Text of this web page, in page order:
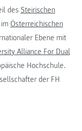
des Steirischen
Österreichischen
Ebene mit
Alliance For Dual
Hochschule.
der FH